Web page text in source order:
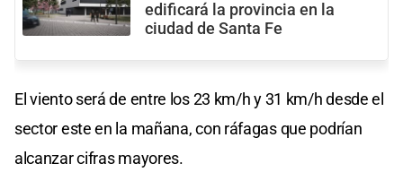
edificará la provincia en la
ciudad de Santa Fe
El viento será de entre los 23 km/h y 31 km/h desde el
sector este en la mañana, con ráfagas que podrían
alcanzar cifras mayores.